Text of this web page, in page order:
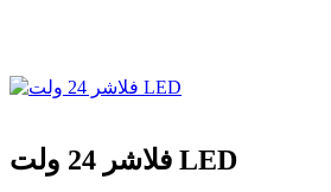
فلاشر 24 ولت LED